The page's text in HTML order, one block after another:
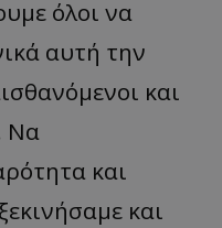
όλοι να
αυτή την
και
Να
και
και